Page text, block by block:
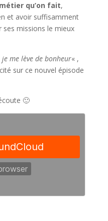
qu’on fait,
et avoir suffisamment
ses missions le mieux
me lève de bonheur« ,
sur ce nouvel épisode
🙂